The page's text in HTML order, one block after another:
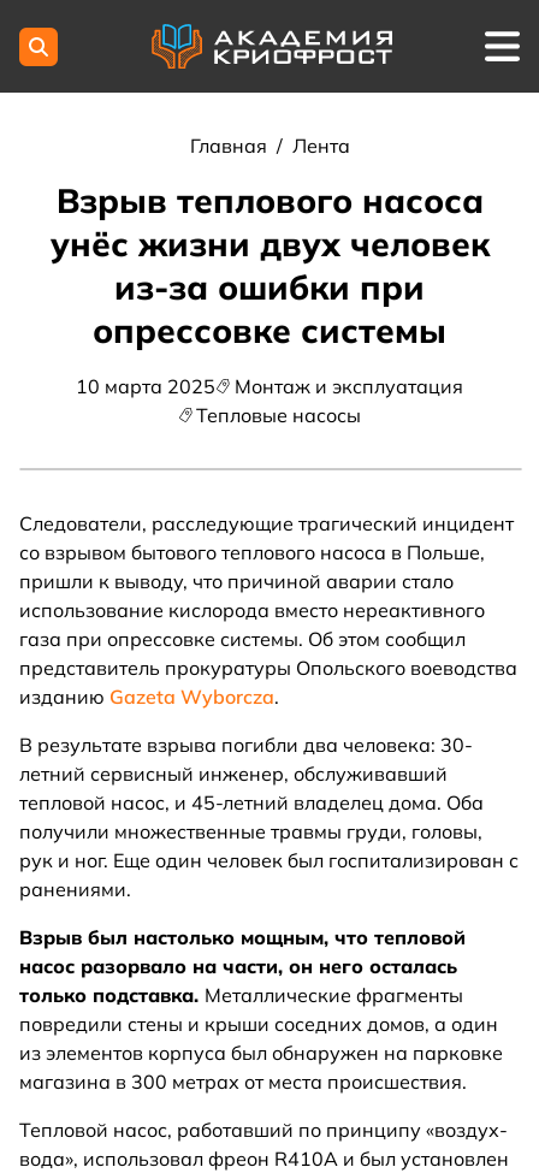
Главная / Лента
Взрыв теплового насоса
унёс жизни двух человек
из-за ошибки при
опрессовке системы
10 марта 2025
Монтаж и эксплуатация
Тепловые насосы
Следователи, расследующие трагический инцидент
со взрывом бытового теплового насоса в Польше,
пришли к выводу, что причиной аварии стало
использование кислорода вместо нереактивного
газа при опрессовке системы. Об этом сообщил
представитель прокуратуры Опольского воеводства
изданию Gazeta Wyborcza.
В результате взрыва погибли два человека: 30-
летний сервисный инженер, обслуживавший
тепловой насос, и 45-летний владелец дома. Оба
получили множественные травмы груди, головы,
рук и ног. Еще один человек был госпитализирован с
ранениями.
Взрыв был настолько мощным, что тепловой
насос разорвало на части, он него осталась
только подставка. Металлические фрагменты
повредили стены и крыши соседних домов, а один
из элементов корпуса был обнаружен на парковке
магазина в 300 метрах от места происшествия.
Тепловой насос, работавший по принципу «воздух-
вода», использовал фреон R410A и был установлен